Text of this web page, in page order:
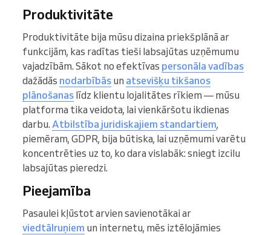
Produktivitāte
Produktivitāte bija mūsu dizaina priekšplānā ar
funkcijām, kas radītas tieši labsajūtas uzņēmumu
vajadzībām. Sākot no efektīvas personāla vadības
dažādās nodarbībās un atsevišķu tikšanos
plānošanas līdz klientu lojalitātes rīkiem — mūsu
platforma tika veidota, lai vienkāršotu ikdienas
darbu. Atbilstība juridiskajiem standartiem,
piemēram, GDPR, bija būtiska, lai uzņēmumi varētu
koncentrēties uz to, ko dara vislabāk: sniegt izcilu
labsajūtas pieredzi.
Pieejamība
Pasaulei kļūstot arvien savienotākai ar
viedtālruņiem un internetu, mēs iztēlojāmies